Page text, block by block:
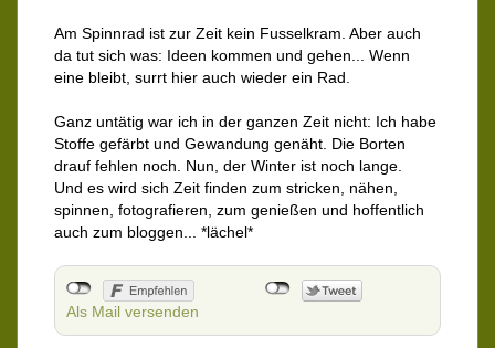
Am Spinnrad ist zur Zeit kein Fusselkram. Aber auch
da tut sich was: Ideen kommen und gehen... Wenn
eine bleibt, surrt hier auch wieder ein Rad.
Ganz untätig war ich in der ganzen Zeit nicht: Ich habe
Stoffe gefärbt und Gewandung genäht. Die Borten
drauf fehlen noch. Nun, der Winter ist noch lange.
Und es wird sich Zeit finden zum stricken, nähen,
spinnen, fotografieren, zum genießen und hoffentlich
auch zum bloggen... *lächel*
Als Mail versenden